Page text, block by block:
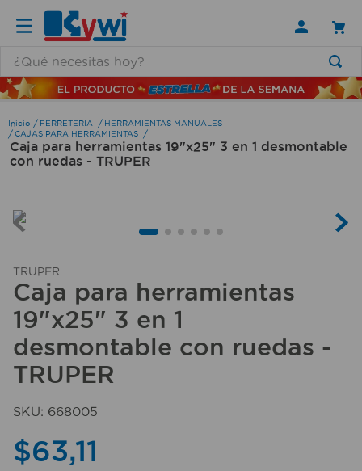
FERRETERIA
HERRAMIENTAS MANUALES
CAJAS PARA HERRAMIENTAS
Caja para herramientas 19"x25" 3 en 1 desmontable
con ruedas - TRUPER
TRUPER
Caja para herramientas
19"x25" 3 en 1
desmontable con ruedas -
TRUPER
SKU: 668005
$63,11
TÉRMINOS MÁS BUSCADOS
1 .
lamparas
2.
ducha
5.
7.
cerradura
8 .
aspiradora
9.
lavamanos
10. taladro